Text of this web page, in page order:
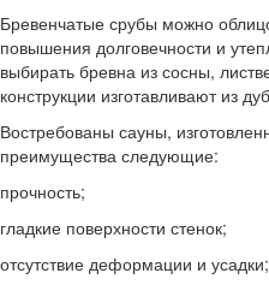
Бревенчатые срубы можно
повышения долговечности и
выбирать бревна из сосны,
конструкции изготавливают из
Востребованы сауны,
преимущества следующие:
прочность;
гладкие поверхности стенок;
отсутствие деформации и усадки;